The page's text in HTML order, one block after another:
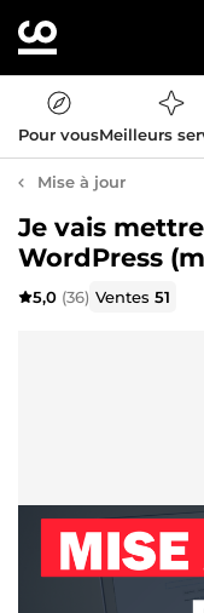
Pour vousMeilleurs
Mise à jour
Je vais
WordPress
5,0 (36) Ventes51